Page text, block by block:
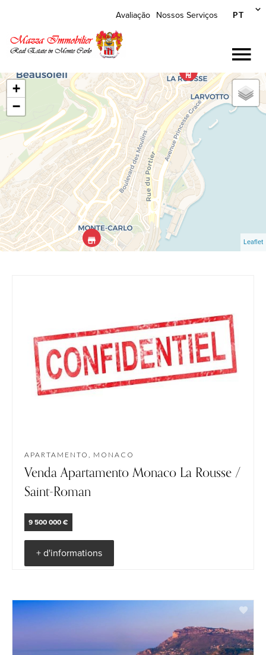
Avaliação Nossos Serviços PT
+
−
Leaflet
APARTAMENTO, MONACO
Venda Apartamento Monaco La Rousse /
Saint-Roman
9 500 000 €
+ d'informations